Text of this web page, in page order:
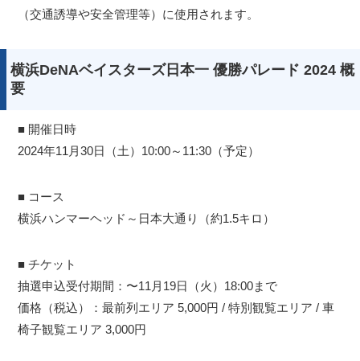
（交通誘導や安全管理等）に使用されます。
横浜DeNAベイスターズ日本一 優勝パレード 2024 概
要
■ 開催日時
2024年11月30日（土）10:00～11:30（予定）
■ コース
横浜ハンマーヘッド～日本大通り（約1.5キロ）
■ チケット
抽選申込受付期間：〜11月19日（火）18:00まで
価格（税込）：最前列エリア 5,000円 / 特別観覧エリア / 車
椅子観覧エリア 3,000円